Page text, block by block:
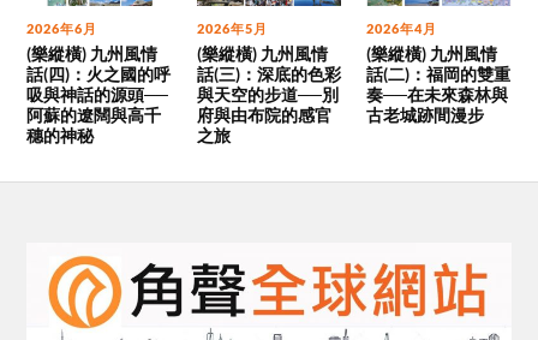
2026年6月
(樂縱橫) 九州風情
話(四)：火之國的呼
吸與神話的源頭──
阿蘇的遼闊與高千
穗的神秘
2026年5月
(樂縱橫) 九州風情
話(三)：深底的色彩
與天空的步道──別
府與由布院的感官
之旅
2026年4月
(樂縱橫) 九州風情
話(二)：福岡的雙重
奏──在未來森林與
古老城跡間漫步